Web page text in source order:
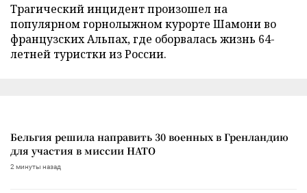
Трагический инцидент произошел на
популярном горнолыжном курорте Шамони во
французских Альпах, где оборвалась жизнь 64-
летней туристки из России.
Бельгия решила направить 30 военных в Гренландию
для участия в миссии НАТО
2 минуты назад